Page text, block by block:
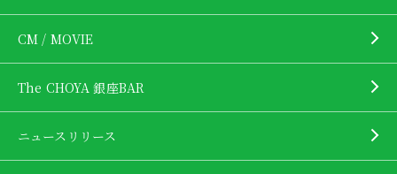
CM / MOVIE
The CHOYA 銀座BAR
ニュースリリース